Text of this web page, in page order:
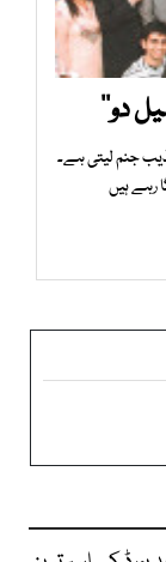
دو‘‘
جنم لیتی ہے۔
رہے ہیں